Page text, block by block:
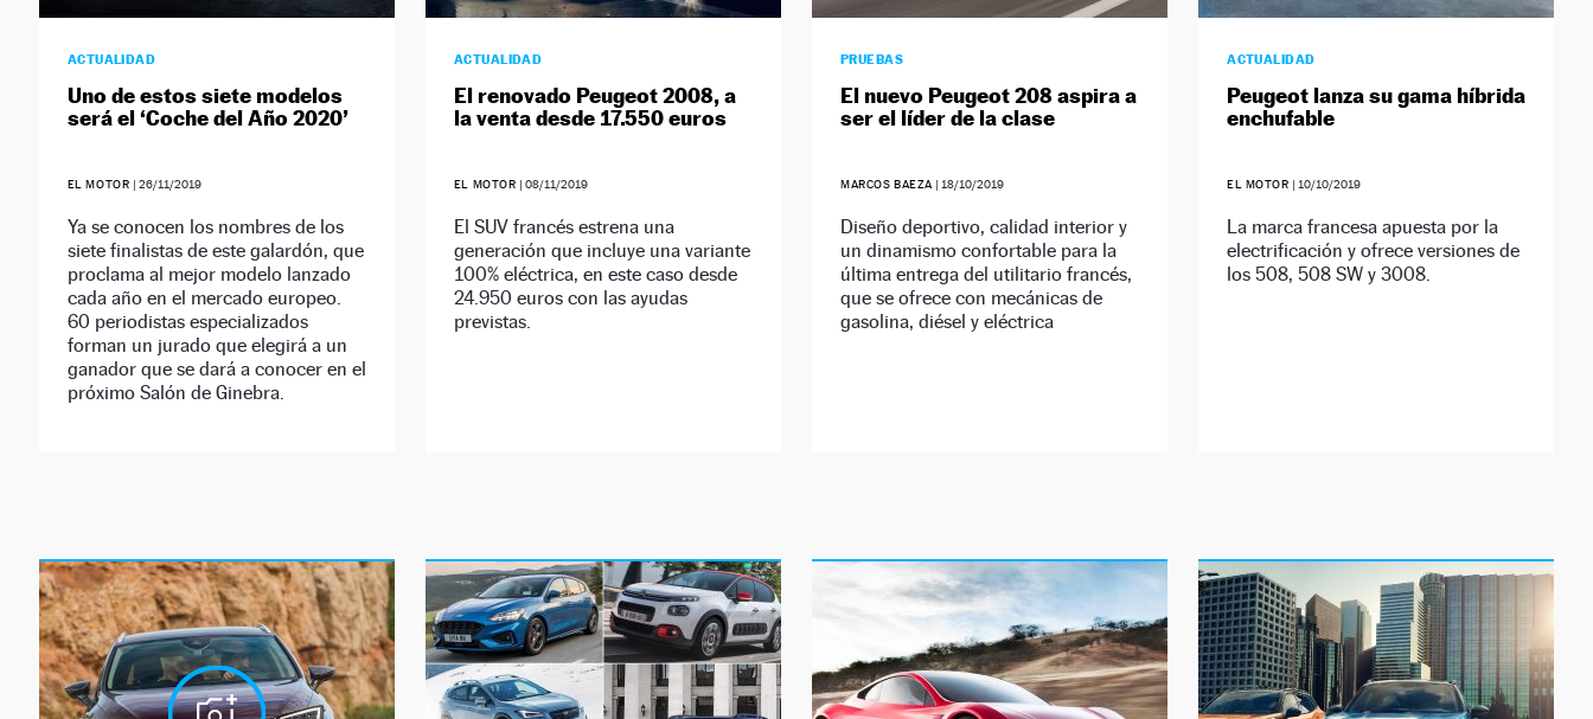
ACTUALIDAD
Uno de estos siete modelos
será el ‘Coche del Año 2020’
EL MOTOR | 26/11/2019
Ya se conocen los nombres de los
siete finalistas de este galardón, que
proclama al mejor modelo lanzado
cada año en el mercado europeo.
60 periodistas especializados
forman un jurado que elegirá a un
ganador que se dará a conocer en el
próximo Salón de Ginebra.
ACTUALIDAD
El renovado Peugeot 2008, a
la venta desde 17.550 euros
EL MOTOR |08/11/2019
El SUV francés estrena una
generación que incluye una variante
100% eléctrica, en este caso desde
24.950 euros con las ayudas
previstas.
PRUEBAS
El nuevo Peugeot 208 aspira a
ser el líder de la clase
MARCOS BAEZA | 18/10/2019
Diseño deportivo, calidad interior y
un dinamismo confortable para la
última entrega del utilitario francés,
que se ofrece con mecánicas de
gasolina, diésel y eléctrica
ACTUALIDAD
Peugeot lanza su gama híbrida
enchufable
EL MOTOR | 10/10/2019
La marca francesa apuesta por la
electrificación y ofrece versiones de
los 508, 508 SW y 3008.